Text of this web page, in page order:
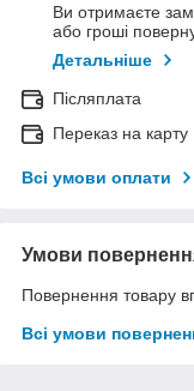
Ви отримаєте
або гроші
Детальніше
Післяплата
Переказ на карту
Всі умови оплати
Умови
Повернення товару
Всі умови